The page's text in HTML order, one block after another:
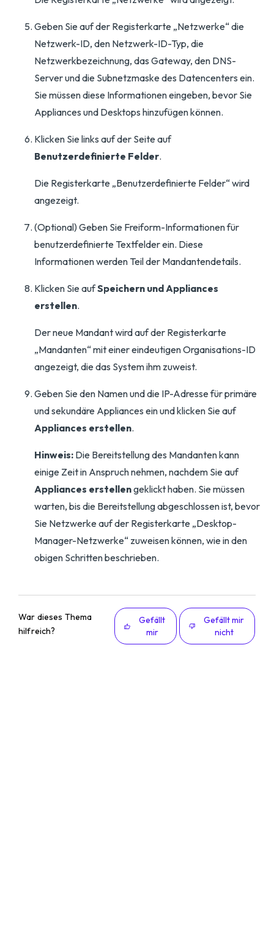
Geben Sie auf der Registerkarte „Netzwerke“ die
Netzwerk-ID, den Netzwerk-ID-Typ, die
Netzwerkbezeichnung, das Gateway, den DNS-
Server und die Subnetzmaske des Datencenters ein.
Sie müssen diese Informationen eingeben, bevor Sie
Appliances und Desktops hinzufügen können.
Klicken Sie links auf der Seite auf
Benutzerdefinierte Felder.
Die Registerkarte „Benutzerdefinierte Felder“ wird
angezeigt.
(Optional) Geben Sie Freiform-Informationen für
benutzerdefinierte Textfelder ein. Diese
Informationen werden Teil der Mandantendetails.
Klicken Sie aufSpeichern und Appliances
erstellen.
Der neue Mandant wird auf der Registerkarte
„Mandanten“ mit einer eindeutigen Organisations-ID
angezeigt, die das System ihm zuweist.
Geben Sie den Namen und die IP-Adresse für primäre
und sekundäre Appliances ein und klicken Sie auf
Appliances erstellen.
Hinweis: Die Bereitstellung des Mandanten kann
einige Zeit in Anspruch nehmen, nachdem Sie auf
Appliances erstellengeklickt haben. Sie müssen
warten, bis die Bereitstellung abgeschlossen ist, bevor
Sie Netzwerke auf der Registerkarte „Desktop-
Manager-Netzwerke“ zuweisen können, wie in den
obigen Schritten beschrieben.
War dieses Thema
hilfreich?
Gefällt
mir
Gefällt mir
nicht